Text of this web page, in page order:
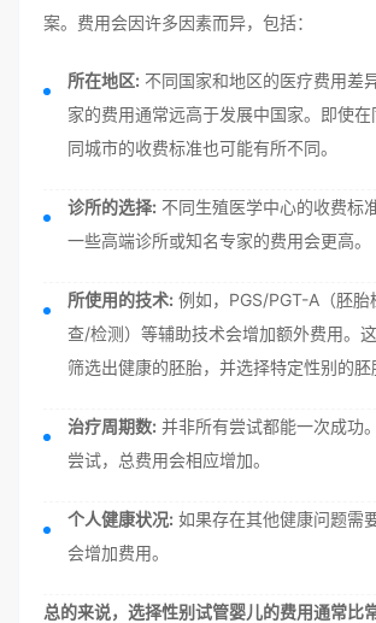
案。费用会因许多因素而异，包括：
所在地区: 不同国家和地区的医疗费用差
家的费用通常远高于发展中国家。即使
同城市的收费标准也可能有所不同。
诊所的选择: 不同生殖医学中心的收费标
一些高端诊所或知名专家的费用会更高。
所使用的技术: 例如，PGS/PGT-A（胚
查/检测）等辅助技术会增加额外费用。
筛选出健康的胚胎，并选择特定性别的胚
治疗周期数: 并非所有尝试都能一次成功
尝试，总费用会相应增加。
个人健康状况: 如果存在其他健康问题需
会增加费用。
总的来说，选择性别试管婴儿的费用通常比